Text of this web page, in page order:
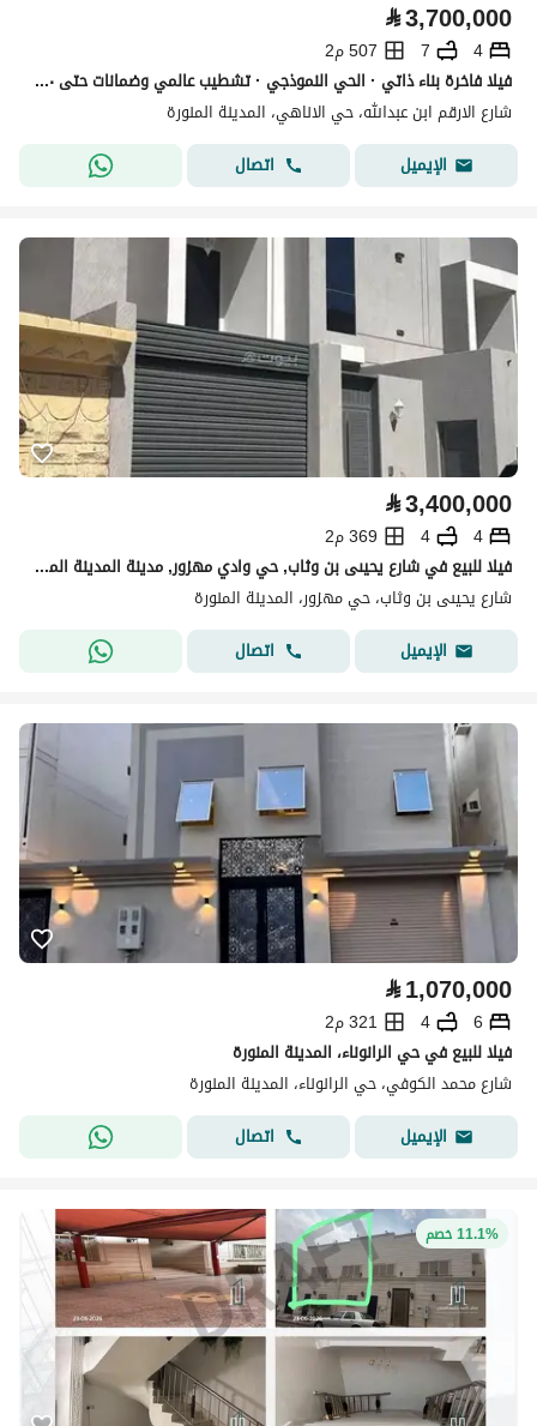
⃁3,700,000
4
7
507 م2
فيلا فاخرة بناء ذاتي · الحي النموذجي · تشطيب عالمي وضمانات حتى ٣٠ سنة
شارع الارقم ابن عبدالله، حي الاناهي، المدينة المنورة
الإيميل
اتصال
⃁3,400,000
4
4
369 م2
فيلا للبيع في شارع يحيىى بن وثاب, حي وادي مهزور, مدينة المدينة المنورة
شارع يحيىى بن وثاب، حي مهزور، المدينة المنورة
الإيميل
اتصال
⃁1,070,000
6
4
321 م2
فيلا للبيع في حي الرانوناء، المدينة المنورة
شارع محمد الكوفي، حي الرانوناء، المدينة المنورة
الإيميل
اتصال
11.1% خصم